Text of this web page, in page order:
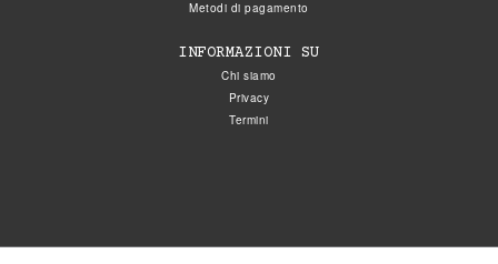
Metodi di pagamento
INFORMAZIONI SU
Chi siamo
Privacy
Termini